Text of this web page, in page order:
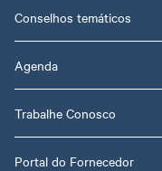
Conselhos temáticos
Agenda
Trabalhe Conosco
Portal do Fornecedor